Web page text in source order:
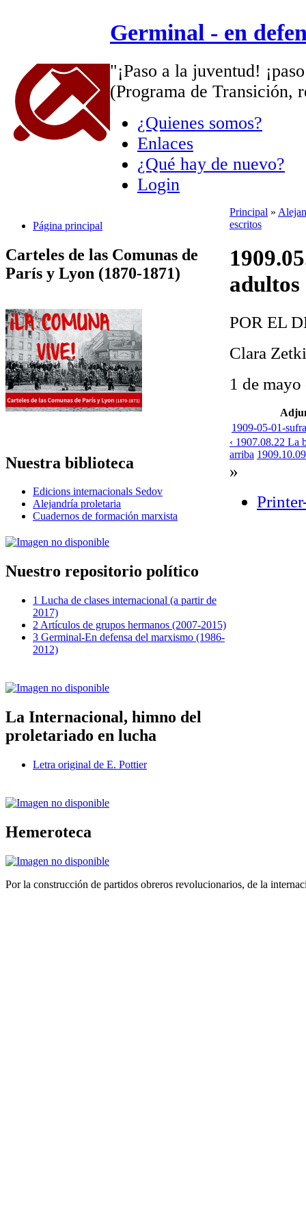
Germinal - en
"¡Paso a la juventud!
(Programa de Transición,
¿Quienes somos?
Enlaces
¿Qué hay de nuevo?
Login
Página principal
Carteles de las Comunas de
París y Lyon (1870-1871)
Nuestra biblioteca
Edicions internacionals Sedov
Alejandría proletaria
Cuadernos de formación marxista
Nuestro repositorio político
1 Lucha de clases internacional (a partir de
2017)
2 Artículos de grupos hermanos (2007-2015)
3 Germinal-En defensa del marxismo (1986-
2012)
La Internacional, himno del
proletariado en lucha
Letra original de E. Pottier
Hemeroteca
Principal »
escritos
adultos
POR EL
Clara
1 de
1909-05-01-
‹ 1907.08.22 La
arriba
»
Por la construcción de partidos obreros revolucionarios, de la